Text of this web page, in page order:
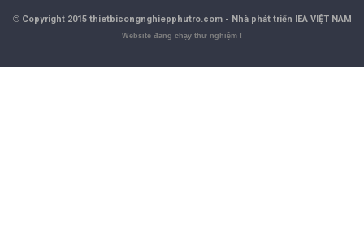
© Copyright 2015 thietbicongnghiepphutro.com - Nhà phát triển IEA VIỆT NAM
Website đang chạy thử nghiệm !